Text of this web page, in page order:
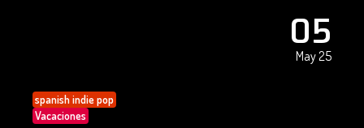
05
May 25
spanish indie pop
Vacaciones